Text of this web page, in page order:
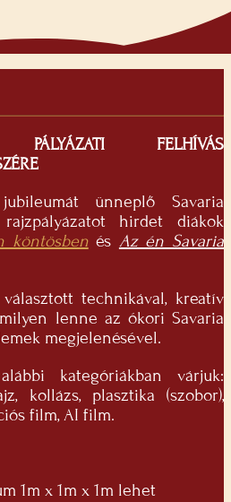
PÁLYÁZATI FELHÍVÁS
ünneplő Savaria
hirdet diákok
köntösben és Az én Savaria
technikával, kreatív
lenne az ókori Savaria
megjelenésével.
kategóriákban várjuk:
kollázs, plasztika (szobor),
film, AI film.
1m x 1m x 1m lehet